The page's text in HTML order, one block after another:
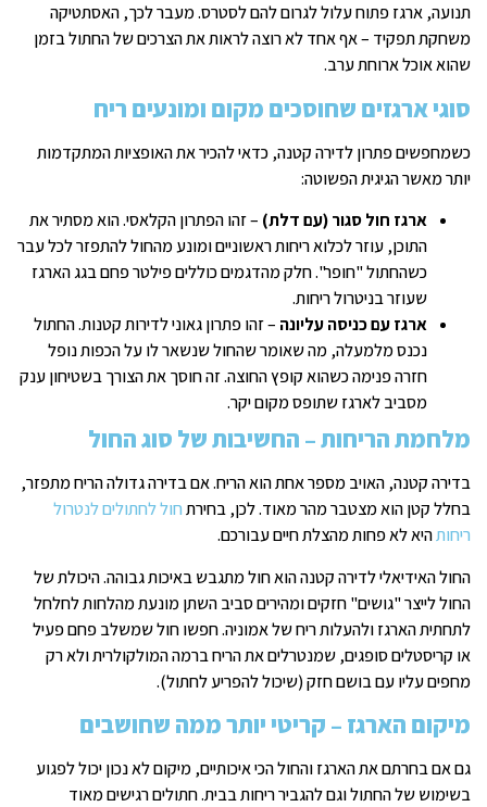
תנועה, ארגז פתוח עלול לגרום להם לסטרס. מעבר לכך, האסתטיקה
משחקת תפקיד – אף אחד לא רוצה לראות את הצרכים של החתול בזמן
שהוא אוכל ארוחת ערב.
סוגי ארגזים שחוסכים מקום ומונעים ריח
כשמחפשים פתרון לדירה קטנה, כדאי להכיר את האופציות המתקדמות
יותר מאשר הגיגית הפשוטה:
ארגז חול סגור (עם דלת) – זהו הפתרון הקלאסי. הוא מסתיר את
התוכן, עוזר לכלוא ריחות ראשוניים ומונע מהחול להתפזר לכל עבר
כשהחתול "חופר". חלק מהדגמים כוללים פילטר פחם בגג הארגז
שעוזר בניטרול ריחות.
ארגז עם כניסה עליונה – זהו פתרון גאוני לדירות קטנות. החתול
נכנס מלמעלה, מה שאומר שהחול שנשאר לו על הכפות נופל
חזרה פנימה כשהוא קופץ החוצה. זה חוסך את הצורך בשטיחון ענק
מסביב לארגז שתופס מקום יקר.
מלחמת הריחות – החשיבות של סוג החול
בדירה קטנה, האויב מספר אחת הוא הריח. אם בדירה גדולה הריח מתפזר,
בחלל קטן הוא מצטבר מהר מאוד. לכן, בחירתחול לחתולים לנטרול
ריחותהיא לא פחות מהצלת חיים עבורכם.
החול האידיאלי לדירה קטנה הוא חול מתגבש באיכות גבוהה. היכולת של
החול לייצר "גושים" חזקים ומהירים סביב השתן מונעת מהלחות לחלחל
לתחתית הארגז ולהעלות ריח של אמוניה. חפשו חול שמשלב פחם פעיל
או קריסטלים סופגים, שמנטרלים את הריח ברמה המולקולרית ולא רק
מחפים עליו עם בושם חזק (שיכול להפריע לחתול).
מיקום הארגז – קריטי יותר ממה שחושבים
גם אם בחרתם את הארגז והחול הכי איכותיים, מיקום לא נכון יכול לפגוע
בשימוש של החתול וגם להגביר ריחות בבית. חתולים רגישים מאוד